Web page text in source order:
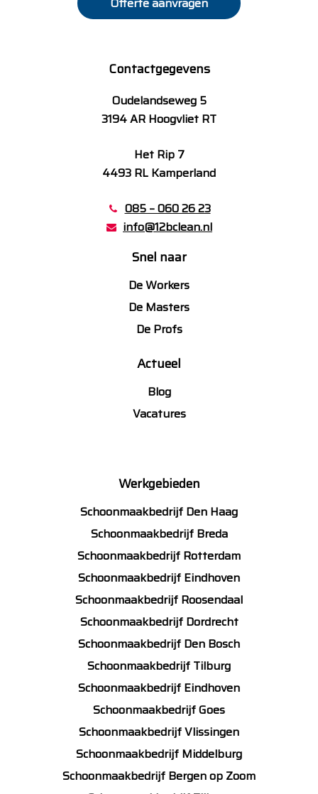
Contactgegevens
Oudelandseweg 5
3194 AR Hoogvliet RT
Het Rip 7
4493 RL Kamperland
085 – 060 26 23
info@12bclean.nl
Snel naar
De Workers
De Masters
De Profs
Actueel
Blog
Vacatures
Werkgebieden
Schoonmaakbedrijf Den Haag
Schoonmaakbedrijf Breda
Schoonmaakbedrijf Rotterdam
Schoonmaakbedrijf Eindhoven
Schoonmaakbedrijf Roosendaal
Schoonmaakbedrijf Dordrecht
Schoonmaakbedrijf Den Bosch
Schoonmaakbedrijf Tilburg
Schoonmaakbedrijf Eindhoven
Schoonmaakbedrijf Goes
Schoonmaakbedrijf Vlissingen
Schoonmaakbedrijf Middelburg
Schoonmaakbedrijf Bergen op Zoom